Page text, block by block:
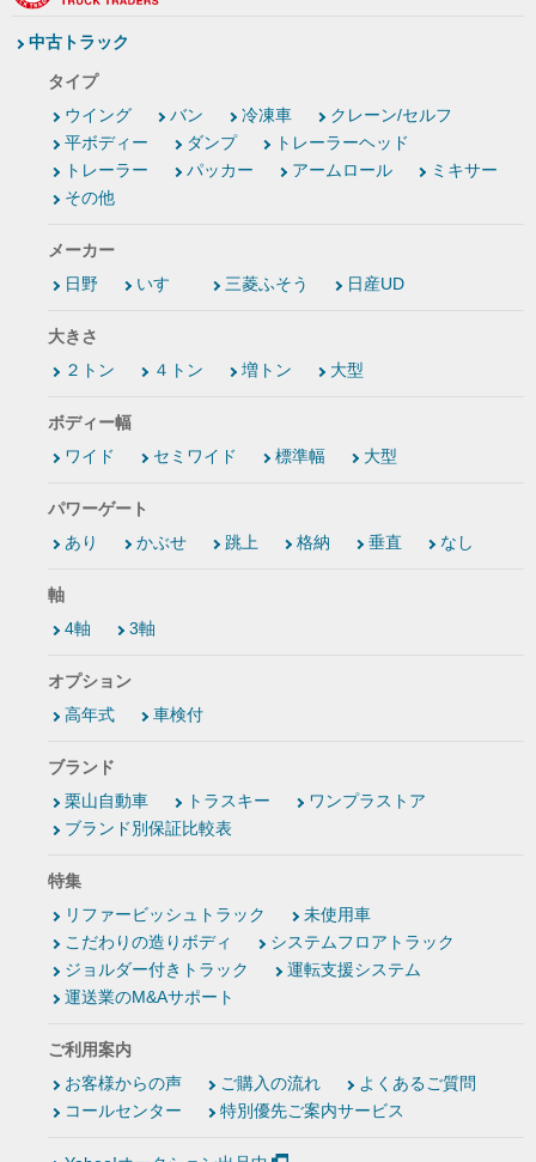
中古トラック
タイプ
ウイング
バン 冷凍車
クレーン/セルフ
平ボディー
ダンプ
トレーラーヘッド
トレーラー
パッカー アームロール
ミキサー
その他
メーカー
日野
いすゞ 三菱ふそう 日産UD
大きさ
２トン
４トン 増トン 大型
ボディー幅
ワイド
セミワイド 標準幅 大型
パワーゲート
あり
かぶせ 跳上 格納 垂直 なし
軸
4軸
3軸
オプション
高年式
車検付
ブランド
栗山自動車
トラスキー
ワンプラストア
ブランド別保証比較表
特集
リファービッシュトラック
未使用車
こだわりの造りボディ
システムフロアトラック
ジョルダー付きトラック
運転支援システム
運送業のM&Aサポート
ご利用案内
お客様からの声
ご購入の流れ
よくあるご質問
コールセンター
特別優先ご案内サービス